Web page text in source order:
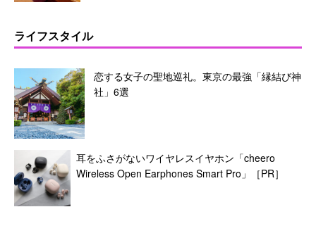
ライフスタイル
恋する女子の聖地巡礼。東京の最強「縁結び神
社」6選
耳をふさがないワイヤレスイヤホン「cheero
Wireless Open Earphones Smart Pro」［PR］